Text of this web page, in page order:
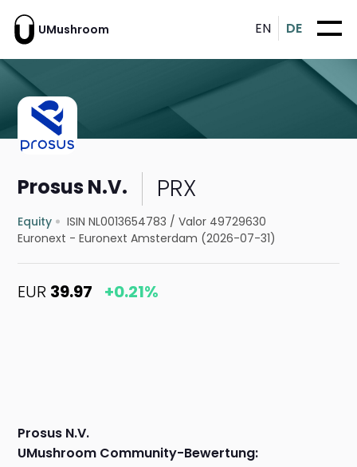
UMushroom EN DE
Prosus N.V. PRX
Equity ISIN NL0013654783 /Valor 49729630
Euronext - Euronext Amsterdam (2026-07-31)
EUR 39.97 +0.21%
Prosus N.V.
UMushroom Community-Bewertung: